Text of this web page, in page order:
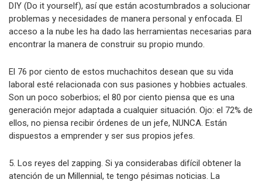
DIY (Do it yourself), así que están acostumbrados a solucionar
problemas y necesidades de manera personal y enfocada. El
acceso a la nube les ha dado las herramientas necesarias para
encontrar la manera de construir su propio mundo.
El 76 por ciento de estos muchachitos desean que su vida
laboral esté relacionada con sus pasiones y hobbies actuales.
Son un poco soberbios; el 80 por ciento piensa que es una
generación mejor adaptada a cualquier situación. Ojo: el 72% de
ellos, no piensa recibir órdenes de un jefe, NUNCA. Están
dispuestos a emprender y ser sus propios jefes.
5. Los reyes del zapping. Si ya considerabas difícil obtener la
atención de un Millennial, te tengo pésimas noticias. La